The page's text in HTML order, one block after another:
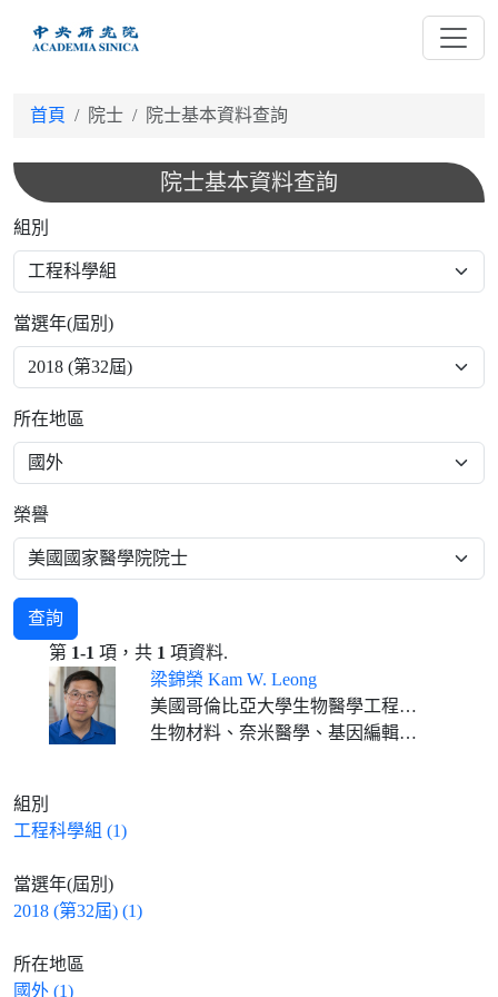
首頁 院士 院士基本資料查詢
院士基本資料查詢
組別
當選年(屆別)
所在地區
榮譽
查詢
第 1-1 項，共 1 項資料.
梁錦榮 Kam W. Leong
美國哥倫比亞大學生物醫學工程學系Samuel Y. Sheng特聘教授 美國哥倫比亞大學醫學院系統生物學系教授
生物材料、奈米醫學、基因編輯及組織工程
組別
工程科學組 (1)
當選年(屆別)
2018 (第32屆) (1)
所在地區
國外 (1)